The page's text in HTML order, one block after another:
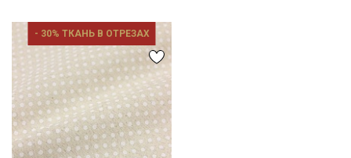
- 30% ТКАНЬ В ОТРЕЗАХ